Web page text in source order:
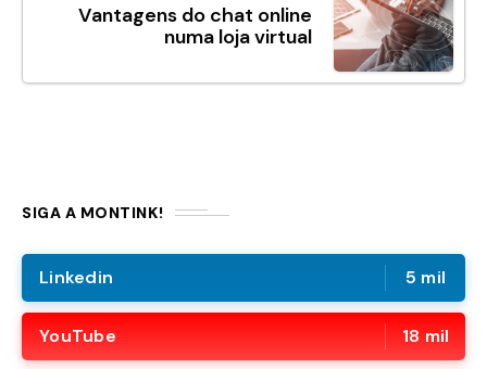
Vantagens do chat online
numa loja virtual
SIGA A MONTINK!
Linkedin 5 mil
YouTube 18 mil